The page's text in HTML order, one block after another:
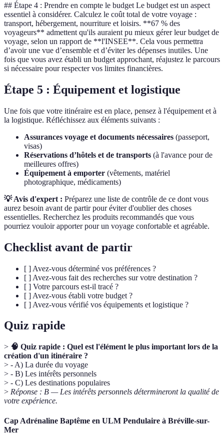
## Étape 4 : Prendre en compte le budget Le budget est un aspect
essentiel à considérer. Calculez le coût total de votre voyage :
transport, hébergement, nourriture et loisirs. **67 % des
voyageurs** admettent qu'ils auraient pu mieux gérer leur budget de
voyage, selon un rapport de **l'INSEE**. Cela vous permettra
d’avoir une vue d’ensemble et d’éviter les dépenses inutiles. Une
fois que vous avez établi un budget approchant, réajustez le parcours
si nécessaire pour respecter vos limites financières.
Étape 5 : Équipement et logistique
Une fois que votre itinéraire est en place, pensez à l'équipement et à
la logistique. Réfléchissez aux éléments suivants :
Assurances voyage et documents nécessaires (passeport,
visas)
Réservations d’hôtels et de transports (à l'avance pour de
meilleures offres)
Équipement à emporter (vêtements, matériel
photographique, médicaments)
💡 Avis d'expert : Préparez une liste de contrôle de ce dont vous
aurez besoin avant de partir pour éviter d'oublier des choses
essentielles. Recherchez les produits recommandés que vous
pourriez vouloir apporter pour un voyage confortable et agréable.
Checklist avant de partir
[ ] Avez-vous déterminé vos préférences ?
[ ] Avez-vous fait des recherches sur votre destination ?
[ ] Votre parcours est-il tracé ?
[ ] Avez-vous établi votre budget ?
[ ] Avez-vous vérifié vos équipements et logistique ?
Quiz rapide
> 🧠 Quiz rapide : Quel est l'élément le plus important lors de la
création d'un itinéraire ?
> - A) La durée du voyage
> - B) Les intérêts personnels
> - C) Les destinations populaires
> Réponse : B — Les intérêts personnels détermineront la qualité de
votre expérience.
Cap Adrénaline Baptême en ULM Pendulaire à Bréville-sur-
Mer